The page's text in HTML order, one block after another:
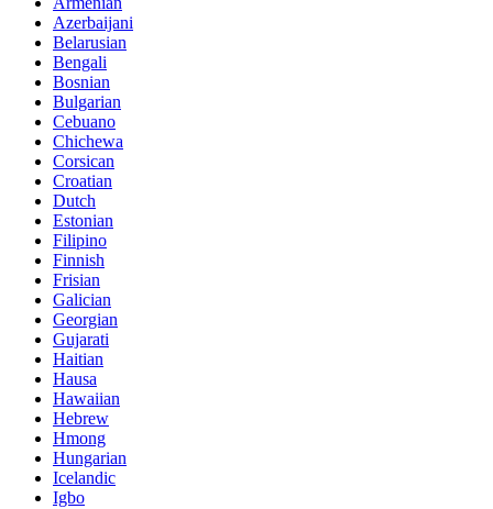
Azerbaijani
Belarusian
Bengali
Bosnian
Bulgarian
Cebuano
Chichewa
Corsican
Croatian
Dutch
Estonian
Filipino
Finnish
Frisian
Galician
Georgian
Gujarati
Haitian
Hausa
Hawaiian
Hebrew
Hmong
Hungarian
Icelandic
Igbo